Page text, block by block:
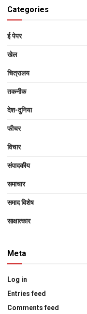
Categories
ई पेपर
खेल
चित्रालय
तकनीक
देश-दुनिया
फीचर
विचार
संपादकीय
समाचार
समाद विशेष
साक्षात्‍कार
Meta
Log in
Entries feed
Comments feed